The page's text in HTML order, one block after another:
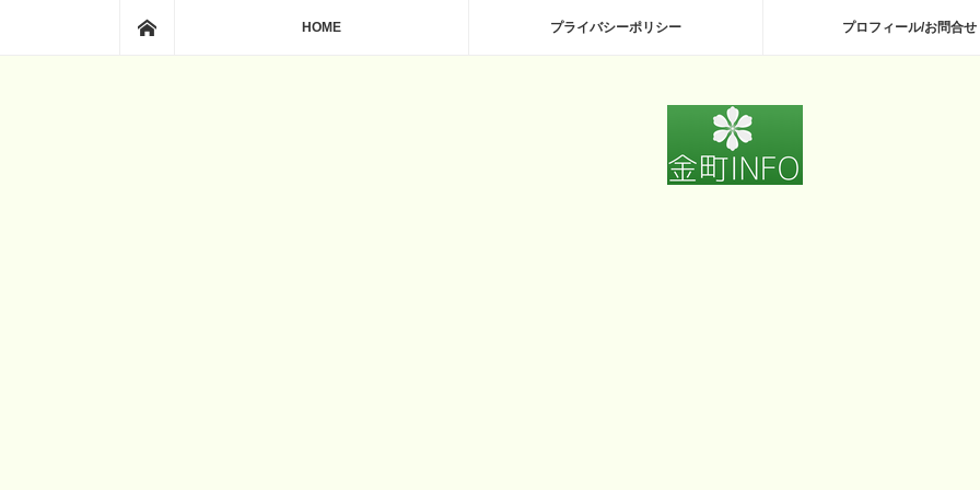
HOME プライバシーポリシー プロフィール/お問合せ